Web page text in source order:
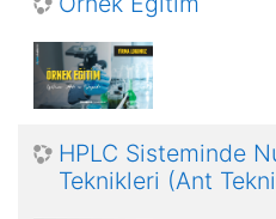
HPLC Sisteminde
Teknikleri (Ant